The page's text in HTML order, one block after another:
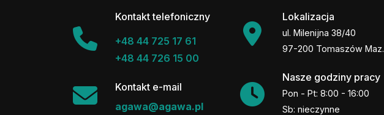
Kontakt telefoniczny
+48 44 725 17 61
+48 44 726 15 00
Kontakt e-mail
agawa@agawa.pl
Lokalizacja
ul. Milenijna 38/40
97-200 Tomaszów Maz.
Nasze godziny pracy
Pon - Pt: 8:00 - 16:00
Sb: nieczynne